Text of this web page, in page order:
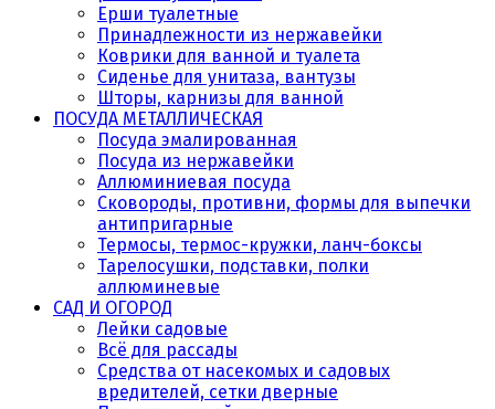
Ерши туалетные
Принадлежности из нержавейки
Коврики для ванной и туалета
Сиденье для унитаза, вантузы
Шторы, карнизы для ванной
ПОСУДА МЕТАЛЛИЧЕСКАЯ
Посуда эмалированная
Посуда из нержавейки
Аллюминиевая посуда
Сковороды, противни, формы для выпечки
антипригарные
Термосы, термос-кружки, ланч-боксы
Тарелосушки, подставки, полки
аллюминевые
САД И ОГОРОД
Лейки садовые
Всё для рассады
Средства от насекомых и садовых
вредителей, сетки дверные